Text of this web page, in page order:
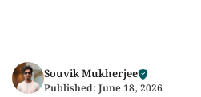
Souvik Mukherjee
Published: June 18, 2026